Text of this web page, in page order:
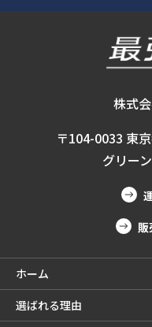
株式
〒104-0033 東
グリー
ホーム
選ばれる理由